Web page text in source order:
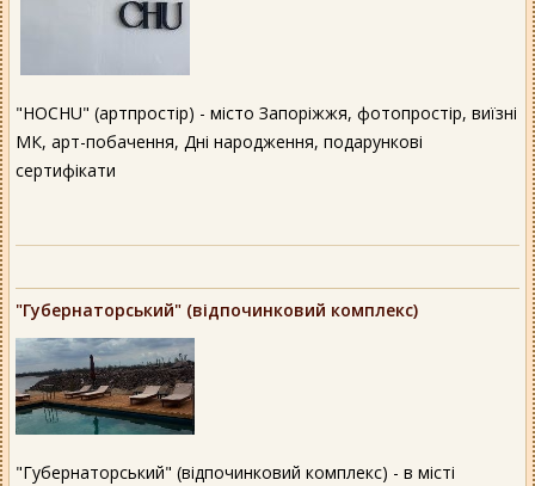
"HOCHU" (артпростір) - місто Запоріжжя, фотопростір, виїзні
МК, арт-побачення, Дні народження, подарункові
сертифікати
"Губернаторський" (відпочинковий комплекс)
"Губернаторський" (відпочинковий комплекс) - в місті